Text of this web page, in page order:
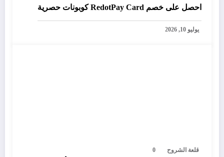
احصل على خصم RedotPay Card كوبونات حصرية
يوليو 10, 2026
قلعة الشروح 0